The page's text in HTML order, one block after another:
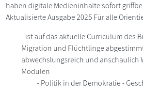
haben digitale Medieninhalte sofort
Aktualisierte Ausgabe 2025 Für alle
- ist auf das aktuelle Curriculum des
Migration und Flüchtlinge
abwechslungsreich und anschaulich
Modulen
- Politik in der Demokratie -